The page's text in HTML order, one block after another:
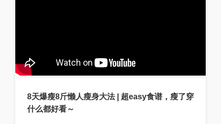
8天爆瘦8斤懒人瘦身大法 | 超easy食谱，瘦了穿
什么都好看～